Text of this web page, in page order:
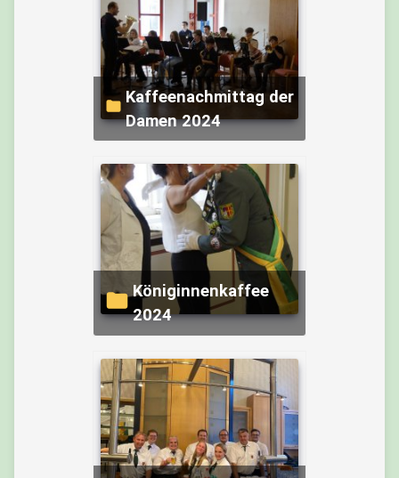
Kaffeenachmittag der
Damen 2024
Königinnenkaffee
2024